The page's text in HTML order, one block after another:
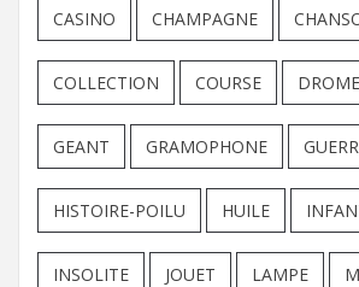
CASINO CHAMPAGNE
COLLECTION COURSE DROME
GEANT GRAMOPHONE
HISTOIRE-POILU HUILE
INSOLITE JOUET LAMPE